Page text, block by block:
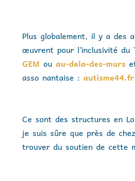
Plus globalement, il y a des
œuvrent pour l’inclusivité du
GEM ou au-dela-des-murs
asso nantaise :
Ce sont des structures en
je suis sûre que près de
trouver du soutien de cette